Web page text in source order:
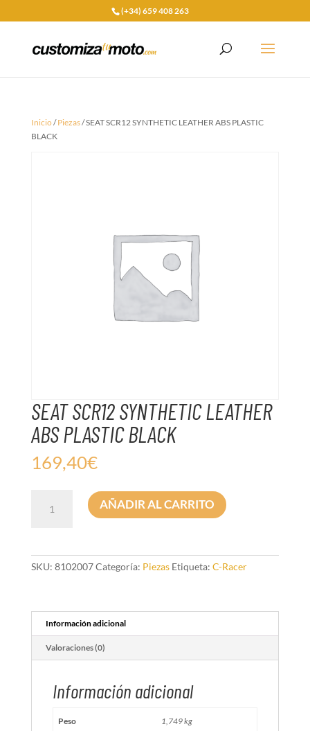
(+34) 659 408 263
Inicio/Piezas/ SEAT SCR12 SYNTHETIC LEATHER ABS PLASTIC
BLACK
SEAT SCR12 SYNTHETIC LEATHER
ABS PLASTIC BLACK
169,40€
SCR12
PLASTIC
AÑADIR AL CARRITO
SKU: 8102007Categoría: Piezas Etiqueta: C-Racer
Información adicional
Valoraciones (0)
Información adicional
Peso 1,749 kg